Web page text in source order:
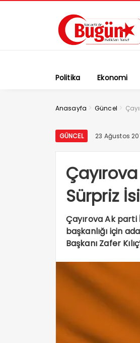
Politika Ekonomi
Anasayfa > Güncel >
GÜNCEL 23 Ağustos
Sürpriz
Çayırova Ak
başkanlığı için
Başkanı Zafer